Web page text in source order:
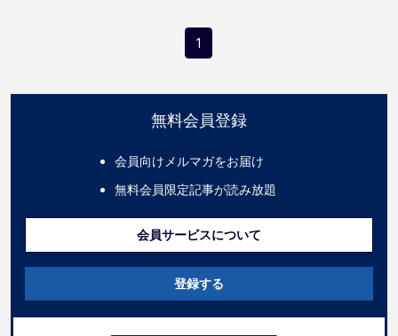
1
無料会員登録
会員向けメルマガをお届け
無料会員限定記事が読み放題
会員サービスについて
登録する